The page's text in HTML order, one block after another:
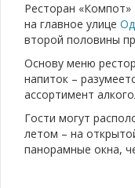
Ресторан «Компот»
на главное улице
второй половины
Основу меню
напиток –
ассортимент
Гости могут
летом – на
панорамные окна,